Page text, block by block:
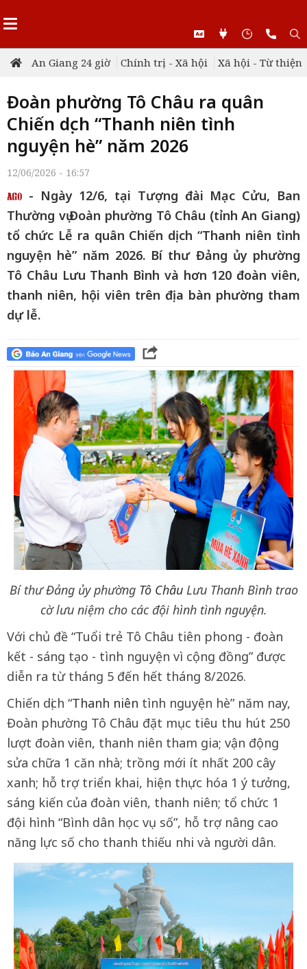
An Giang 24 giờ Chính trị - Xã hội Xã hội - Từ thiện
Đoàn phường Tô Châu ra quân
Chiến dịch “Thanh niên tình
nguyện hè” năm 2026
12/06/2026 - 16:57
- Ngày 12/6, tại Tượng đài Mạc Cửu, Ban
Thường vụ Đoàn phường Tô Châu (tỉnh An Giang)
tổ chức Lễ ra quân Chiến dịch “Thanh niên tình
nguyện hè” năm 2026. Bí thư Đảng ủy phường
Tô Châu Lưu Thanh Bình và hơn 120 đoàn viên,
thanh niên, hội viên trên địa bàn phường tham
dự lễ.
Bí thư Đảng ủy phường Tô ChâuLưu Thanh Bình trao
cờ lưu niệm cho các đội hình tình nguyện.
Với chủ đề “Tuổi trẻ Tô Châu tiên phong - đoàn
kết - sáng tạo - tình nguyện vì cộng đồng” được
diễn ra từ tháng 5 đến hết tháng 8/2026.
Chiến dịch “Thanh niên tình nguyện hè” năm nay,
Đoàn phường Tô Châu đặt mục tiêu thu hút 250
lượt đoàn viên, thanh niên tham gia; vận động
sửa chữa 1 căn nhà; trồng mới ít nhất 200 cây
xanh; hỗ trợ triển khai, hiện thực hóa 1 ý tưởng,
sáng kiến của đoàn viên, thanh niên; tổ chức 1
đội hình “Bình dân học vụ số”, hỗ trợ nâng cao
năng lực số cho thanh thiếu nhi và người dân.